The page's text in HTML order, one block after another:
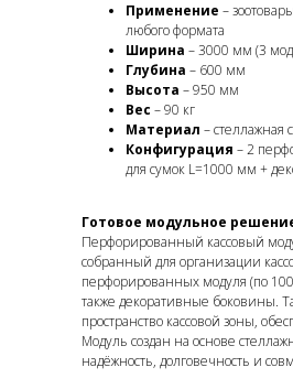
Применение –
любого формата
Ширина – 3000 мм (3
Глубина – 600 мм
Высота – 950 мм
Вес – 90 кг
Материал – стеллажная
Конфигурация – 2
для сумок L=1000 мм +
Готовое модульное
Перфорированный кассовый
собранный для организации
перфорированных модуля (по
также декоративные боковины.
пространство кассовой зоны,
Модуль создан на основе
надёжность, долговечность и